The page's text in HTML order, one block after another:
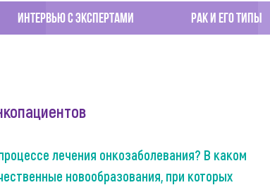
Интервью с экспертами Рак и его типы
лечения онкозаболевания? В каком
новообразования, при которых